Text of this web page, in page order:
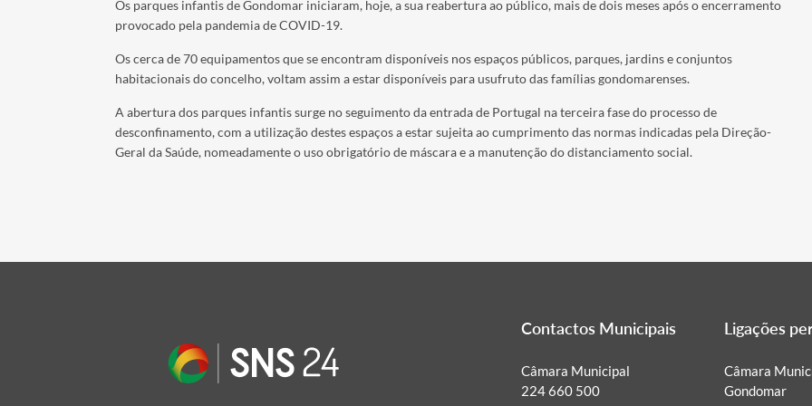
Os parques infantis de Gondomar iniciaram, hoje, a sua reabertura ao público, mais de dois meses após o encerramento
provocado pela pandemia de COVID-19.
Os cerca de 70 equipamentos que se encontram disponíveis nos espaços públicos, parques, jardins e conjuntos
habitacionais do concelho, voltam assim a estar disponíveis para usufruto das famílias gondomarenses.
A abertura dos parques infantis surge no seguimento da entrada de Portugal na terceira fase do processo de
desconfinamento, com a utilização destes espaços a estar sujeita ao cumprimento das normas indicadas pela Direção-
Geral da Saúde, nomeadamente o uso obrigatório de máscara e a manutenção do distanciamento social.
Contactos Municipais
Câmara Municipal
224 660 500
Ligações
Câmara
Gondomar